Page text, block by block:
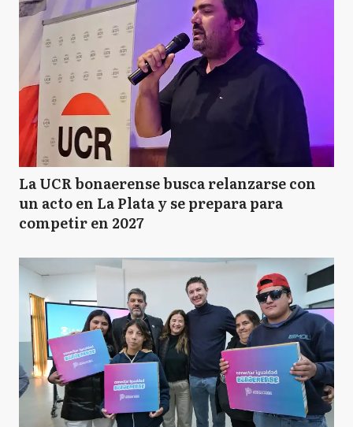
La UCR bonaerense busca relanzarse con
un acto en La Plata y se prepara para
competir en 2027